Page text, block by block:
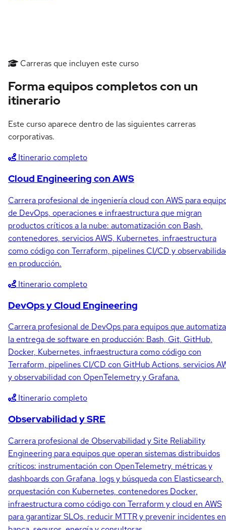
Carreras que incluyen este curso
Forma equipos completos con un
itinerario
Este curso aparece dentro de las siguientes carreras
corporativas.
Itinerario completo
Cloud Engineering con AWS
Carrera profesional de ingeniería cloud con AWS para
de DevOps, operaciones e infraestructura que migran
productos críticos a la nube: automatización con Bash,
contenedores, servicios AWS, Kubernetes, infraestructura
como código con Terraform, pipelines CI/CD y
en producción.
Itinerario completo
DevOps y Cloud Engineering
Carrera profesional de DevOps para equipos que
la entrega de software en producción: Bash, Git, GitHub,
Docker, Kubernetes, infraestructura como código con
Terraform, pipelines CI/CD con GitHub Actions, servicios
y observabilidad con OpenTelemetry y Grafana.
Itinerario completo
Observabilidad y SRE
Carrera profesional de Observabilidad y Site Reliability
Engineering para equipos que operan sistemas distribuidos
críticos: instrumentación con OpenTelemetry, métricas y
dashboards con Grafana, logs y búsqueda con Elasticsearch,
orquestación con Kubernetes, contenedores Docker,
infraestructura como código con Terraform y cloud en AWS
para garantizar SLOs, reducir MTTR y prevenir incidentes en